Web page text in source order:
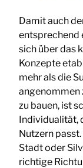
Damit auch
entsprechend
sich über das
Konzepte
mehr als die
angenommen
zu bauen, ist
Individualität,
Nutzern
Stadt oder
richtige